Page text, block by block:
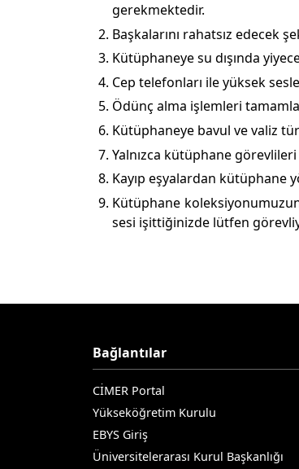
gerekmektedir.
Başkalarını rahatsız edecek
Kütüphaneye su dışında
Cep telefonları ile yüksek
Ödünç alma işlemleri
Kütüphaneye bavul ve valiz
Yalnızca kütüphane
Kayıp eşyalardan kütüphane
Kütüphane
sesi işittiğinizde lütfen
Bağlantılar
CİMER Portal
Yükseköğretim Kurulu
EBYS Giriş
Üniversitelerarası Kurul Başkanlığı